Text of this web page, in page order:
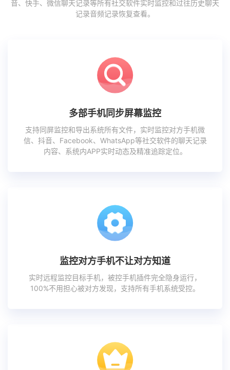
音、快手、微信聊天记录等所有社交软件实时监控和过往历史聊天
记录音频记录恢复查看。
多部手机同步屏幕监控
支持同屏监控和导出系统所有文件，实时监控对方手机微
信、抖音、Facebook、WhatsApp等社交软件的聊天记录
内容、系统内APP实时动态及精准追踪定位。
监控对方手机不让对方知道
实时远程监控目标手机，被控手机插件完全隐身运行，
100%不用担心被对方发现，支持所有手机系统受控。